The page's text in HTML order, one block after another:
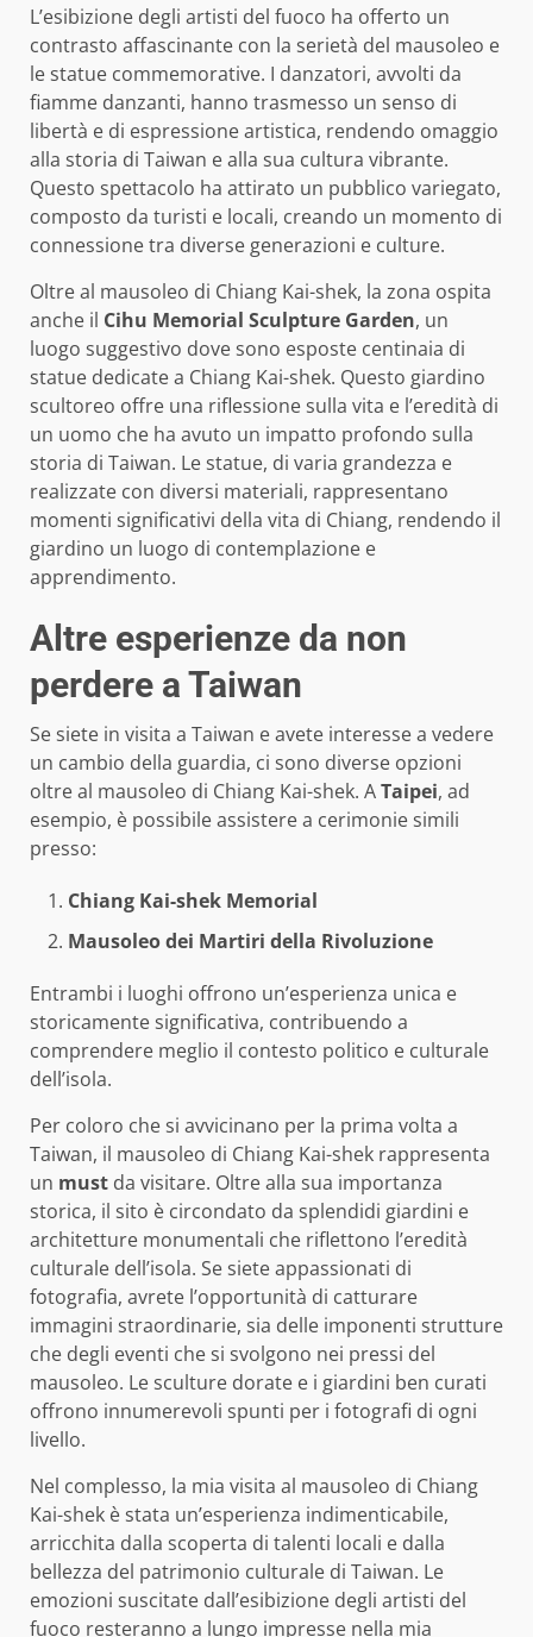
L’esibizione degli artisti del fuoco ha offerto un
contrasto affascinante con la serietà del mausoleo e
le statue commemorative. I danzatori, avvolti da
fiamme danzanti, hanno trasmesso un senso di
libertà e di espressione artistica, rendendo omaggio
alla storia di Taiwan e alla sua cultura vibrante.
Questo spettacolo ha attirato un pubblico variegato,
composto da turisti e locali, creando un momento di
connessione tra diverse generazioni e culture.
Oltre al mausoleo di Chiang Kai-shek, la zona ospita
anche il Cihu Memorial Sculpture Garden, un
luogo suggestivo dove sono esposte centinaia di
statue dedicate a Chiang Kai-shek. Questo giardino
scultoreo offre una riflessione sulla vita e l’eredità di
un uomo che ha avuto un impatto profondo sulla
storia di Taiwan. Le statue, di varia grandezza e
realizzate con diversi materiali, rappresentano
momenti significativi della vita di Chiang, rendendo il
giardino un luogo di contemplazione e
apprendimento.
Altre esperienze da non
perdere a Taiwan
Se siete in visita a Taiwan e avete interesse a vedere
un cambio della guardia, ci sono diverse opzioni
oltre al mausoleo di Chiang Kai-shek. ATaipei, ad
esempio, è possibile assistere a cerimonie simili
presso:
Chiang Kai-shek Memorial
Mausoleo dei Martiri della Rivoluzione
Entrambi i luoghi offrono un’esperienza unica e
storicamente significativa, contribuendo a
comprendere meglio il contesto politico e culturale
dell’isola.
Per coloro che si avvicinano per la prima volta a
Taiwan, il mausoleo di Chiang Kai-shek rappresenta
un must da visitare. Oltre alla sua importanza
storica, il sito è circondato da splendidi giardini e
architetture monumentali che riflettono l’eredità
culturale dell’isola. Se siete appassionati di
fotografia, avrete l’opportunità di catturare
immagini straordinarie, sia delle imponenti strutture
che degli eventi che si svolgono nei pressi del
mausoleo. Le sculture dorate e i giardini ben curati
offrono innumerevoli spunti per i fotografi di ogni
livello.
Nel complesso, la mia visita al mausoleo di Chiang
Kai-shek è stata un’esperienza indimenticabile,
arricchita dalla scoperta di talenti locali e dalla
bellezza del patrimonio culturale di Taiwan. Le
emozioni suscitate dall’esibizione degli artisti del
fuoco resteranno a lungo impresse nella mia